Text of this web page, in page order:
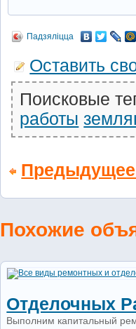
Падзяліцца
Оставить
Поисковые
работы
Похожие
Отделочных
Выполним капитальный